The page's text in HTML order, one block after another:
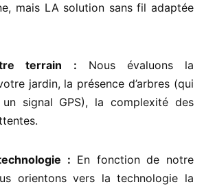
mais LA solution sans fil adaptée
terrain : Nous évaluons la
jardin, la présence d’arbres (qui
signal GPS), la complexité des
: En fonction de notre
orientons vers la technologie la